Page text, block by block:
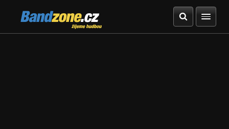
Bandzone.cz
žijeme hudbou